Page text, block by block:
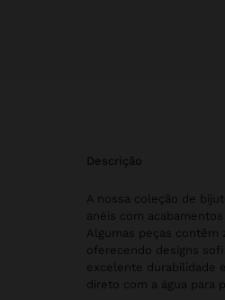
descrição
A nossa coleção de
anéis com
Algumas peças contêm
oferecendo designs
excelente durabilidade
direto com a água para